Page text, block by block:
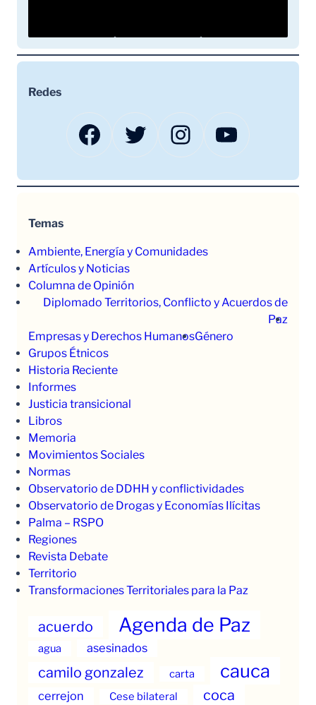
Redes
Facebook Twitter Instagram YouTube
Temas
Ambiente, Energía y Comunidades
Artículos y Noticias
Columna de Opinión
Diplomado Territorios, Conflicto y Acuerdos de
Paz
Empresas y Derechos HumanosGénero
Grupos Étnicos
Historia Reciente
Informes
Justicia transicional
Libros
Memoria
Movimientos Sociales
Normas
Observatorio de DDHH y conflictividades
Observatorio de Drogas y Economías Ilícitas
Palma – RSPO
Regiones
Revista Debate
Territorio
Transformaciones Territoriales para la Paz
acuerdo Agenda de Paz
agua asesinados
camilo gonzalez carta cauca
cerrejon Cese bilateral coca